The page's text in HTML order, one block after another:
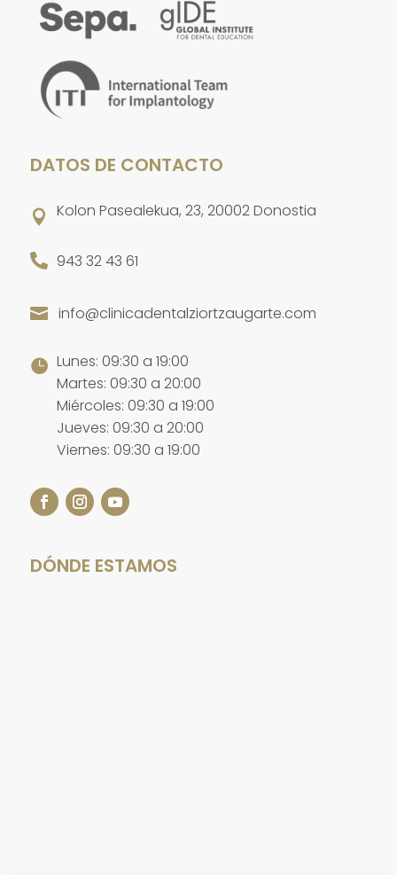
DATOS DE CONTACTO
 Kolon Pasealekua, 23, 20002 Donostia
 943 32 43 61
 info@clinicadentalziortzaugarte.com
 Lunes: 09:30 a 19:00
Martes: 09:30 a 20:00
Miércoles: 09:30 a 19:00
Jueves: 09:30 a 20:00
Viernes: 09:30 a 19:00
DÓNDE ESTAMOS